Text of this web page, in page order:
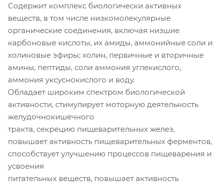
Содержит комплекс биологически активных
веществ, в том числе низкомолекулярные
органические соединения, включая низшие
карбоновые кислоты, их амиды, аммонийные соли и
холиновые эфиры; холин, первичные и вторичные
амины, пептиды, соли аммония углекислого,
аммония уксуснокислого и воду.
Обладает широким спектром биологической
активности, стимулирует моторную деятельность
желудочнокишечного
тракта, секрецию пищеварительных желез,
повышает активность пищеварительных ферментов,
способствует улучшению процессов пищеварения и
усвоения
питательных веществ, повышает активность